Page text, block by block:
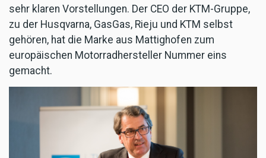
sehr klaren Vorstellungen. Der CEO der KTM-Gruppe,
zu der Husqvarna, GasGas, Rieju und KTM selbst
gehören, hat die Marke aus Mattighofen zum
europäischen Motorradhersteller Nummer eins
gemacht.